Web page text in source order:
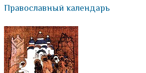
Православный календарь